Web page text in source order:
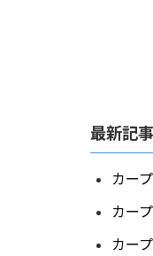
最新記事
カー
カー
カー